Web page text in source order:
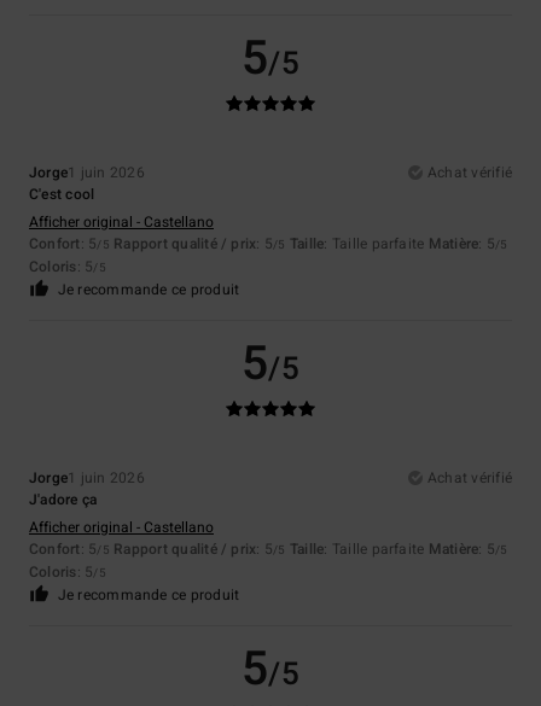
5/5
Jorge1 juin 2026
Achat vérifié
C'est cool
Afficher original - Castellano
Confort: 5/5 Rapport qualité / prix: 5/5 Taille: Taille parfaite Matière: 5/5
Coloris: 5/5
Je recommande ce produit
5/5
Jorge1 juin 2026
Achat vérifié
J'adore ça
Afficher original - Castellano
Confort: 5/5 Rapport qualité / prix: 5/5 Taille: Taille parfaite Matière: 5/5
Coloris: 5/5
Je recommande ce produit
5/5